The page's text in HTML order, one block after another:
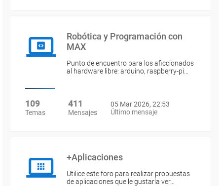
Robótica y Programación con
MAX
Punto de encuentro para los aficcionados
al hardware libre: arduino, raspberry-pi…
109
Temas
411
Mensajes
05 Mar 2026, 22:53
Último mensaje
+Aplicaciones
Utilice este foro para realizar propuestas
de aplicaciones que le gustaría ver…